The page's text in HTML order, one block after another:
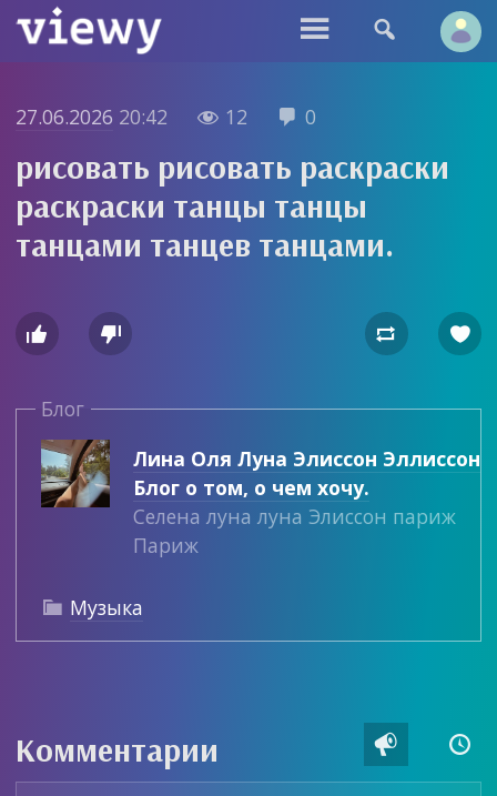
 
27.06.2026 20:42  12  0
рисовать рисовать раскраски
раскраски танцы танцы
танцами танцев танцами.
   
Блог
Лина Оля Луна Элиссон Эллиссон
Блог о том, о чем хочу.
Селена луна луна Элиссон париж
Париж
 Музыка
Комментарии  